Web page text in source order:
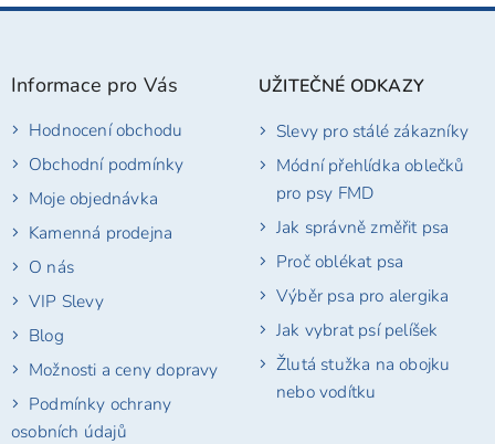
Z
Informace pro Vás
Hodnocení obchodu
Obchodní podmínky
Moje objednávka
Kamenná prodejna
O nás
VIP Slevy
Blog
Možnosti a ceny dopravy
Podmínky ochrany
osobních údajů
UŽITEČNÉ ODKAZY
Slevy pro stálé zákazníky
Módní přehlídka oblečků
pro psy FMD
Jak správně změřit psa
Proč oblékat psa
Výběr psa pro alergika
Jak vybrat psí pelíšek
Žlutá stužka na obojku
nebo vodítku